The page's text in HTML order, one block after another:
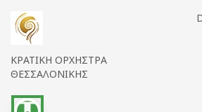
ΚΡΑΤΙΚΗ ΟΡΧΗΣΤΡΑ
ΘΕΣΣΑΛΟΝΙΚΗΣ